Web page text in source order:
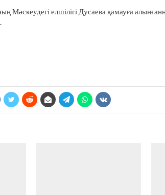
Мәскеудегі елшілігі Дусаева қамауға